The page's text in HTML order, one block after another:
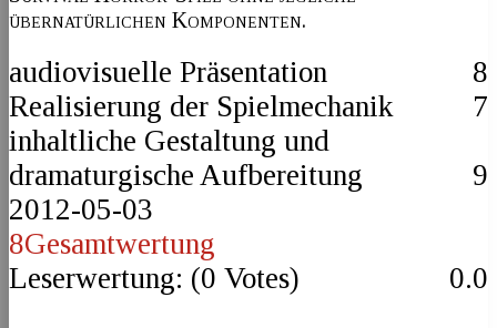
übernatürlichen Komponenten.
audiovisuelle Präsentation
8
Realisierung der Spielmechanik
7
inhaltliche Gestaltung und
dramaturgische Aufbereitung
9
2012-05-03
8Gesamtwertung
Leserwertung: (0 Votes) 0.0